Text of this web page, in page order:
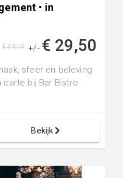
• in
+/- € 29,50
€ 54,10
sfeer en beleving
bij Bar Bistro
Bekijk